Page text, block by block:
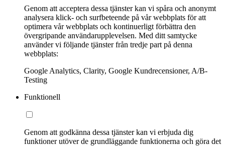
Genom att acceptera dessa tjänster kan vi spåra och anonymt
analysera klick- och surfbeteende på vår webbplats för att
optimera vår webbplats och kontinuerligt förbättra den
övergripande användarupplevelsen. Med ditt samtycke
använder vi följande tjänster från tredje part på denna
webbplats:
Google Analytics, Clarity, Google Kundrecensioner, A/B-
Testing
Funktionell
Genom att godkänna dessa tjänster kan vi erbjuda dig
funktioner utöver de grundläggande funktionerna och göra det